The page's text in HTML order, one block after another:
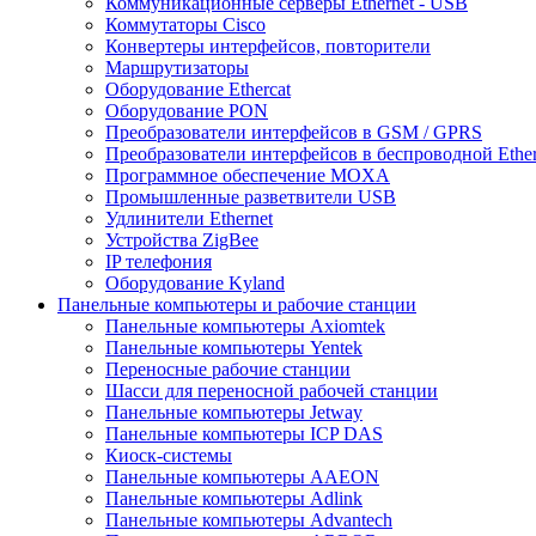
Коммутаторы Cisco
Конвертеры интерфейсов, повторители
Маршрутизаторы
Оборудование Ethercat
Оборудование PON
Преобразователи интерфейсов в GSM / GPRS
Преобразователи интерфейсов в беспроводной
Программное обеспечение MOXA
Промышленные разветвители USB
Удлинители Ethernet
Устройства ZigBee
IP телефония
Оборудование Kyland
Панельные компьютеры и рабочие станции
Панельные компьютеры Axiomtek
Панельные компьютеры Yentek
Переносные рабочие станции
Шасси для переносной рабочей станции
Панельные компьютеры Jetway
Панельные компьютеры ICP DAS
Киоск-системы
Панельные компьютеры AAEON
Панельные компьютеры Adlink
Панельные компьютеры Advantech